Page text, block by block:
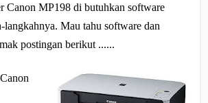
Canon MP198 di butuhkan software
langkahnya. Mau tahu software dan
postingan berikut ......